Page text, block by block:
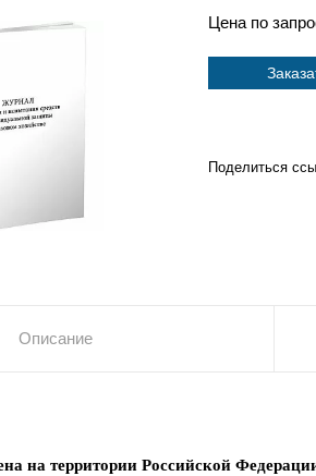
Цена по
Поделиться
Описание
на территории Российской